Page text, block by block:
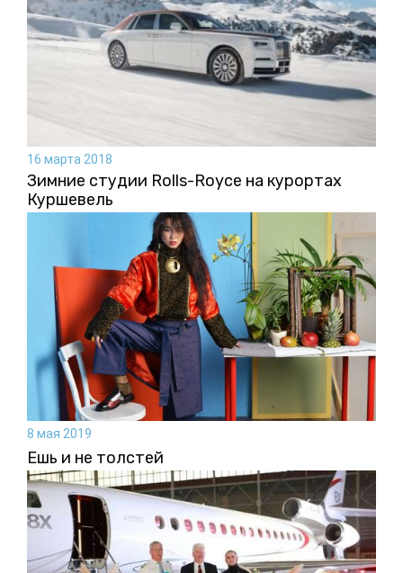
16 марта 2018
Зимние студии Rolls-Royce на курортах
Куршевель
8 мая 2019
Ешь и не толстей